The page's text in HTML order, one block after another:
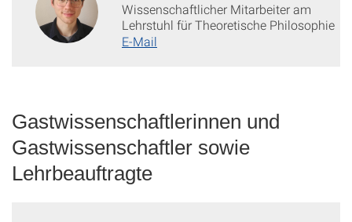
Wissenschaftlicher Mitarbeiter am
Lehrstuhl für Theoretische Philosophie
E-Mail
Gastwissenschaftlerinnen und
Gastwissenschaftler sowie
Lehrbeauftragte